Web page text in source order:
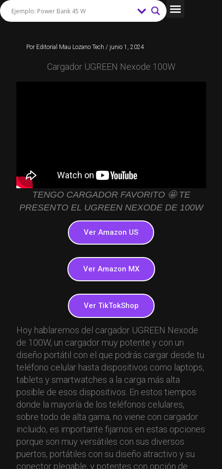
Ir
al
Por Editorial Mau Lozano Tech / junio 1, 2024
Cargador UGREEN Nexode 100W
TENGO CARGADOR FAVORITO 🤩 TE
PRESENTO EL UGREEN NEXODE DE 100W
Ver Amazon US
Ver Amazon MX
Ver TikTokShop
Hoy hablaremos del cargador UGREEN Nexode
de 100W, un cargador muy potente y con un
diseño portátil con el que podrás cargar desde tu
teléfono celular hasta dispositivos como laptops,
tablets y smartwatches a la carga más alta
posible de esos dispositivos. En estos tiempos
donde la mayoría de los teléfonos celulares,
sobre todo de alta gama, no viene con cargador
incluido, es importante fijarnos en estas opciones
porque son muy versátiles con sus diversos
puertos, portátiles con su diseño atractivo y su
conector plegable, y potentes con opción de